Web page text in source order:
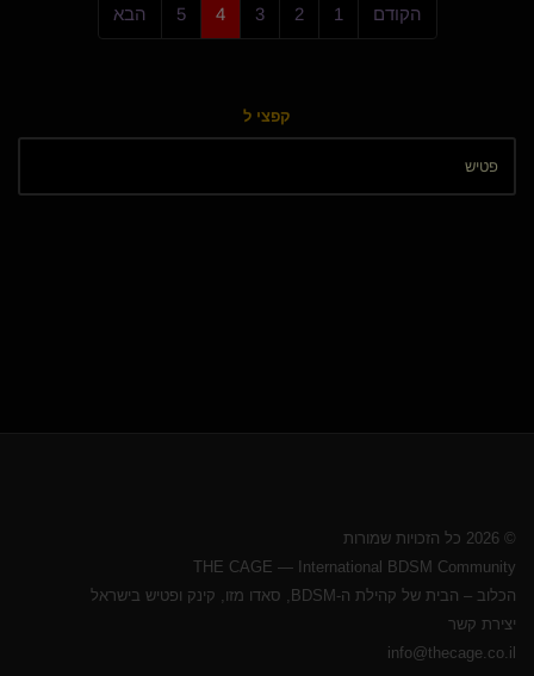
הקודם 1
2
3
4
5 הבא
קפצי ל
© 2026 כל הזכויות שמורות
THE CAGE — International BDSM Community
הכלוב – הבית של קהילת ה-BDSM, סאדו מזו, קינק ופטיש בישראל
יצירת קשר
info@thecage.co.il